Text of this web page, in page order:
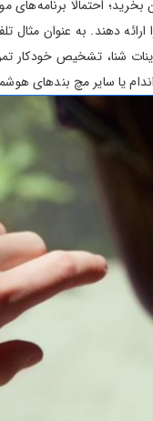
بخرید؛ احتمالا
ارائه دهند. به عنوان
شنا، تشخیص خودکار
یا سایر مچ بندهای